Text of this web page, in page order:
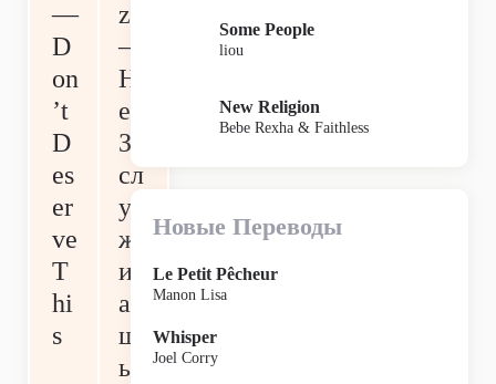
—
D
on
’t
D
es
er
ve
T
hi
s
za
—
Н
е
За
сл
у
ж
ив
ае
ш
ь
Some People
liou
New Religion
Bebe Rexha & Faithless
Новые Переводы
Le Petit Pêcheur
Manon Lisa
Whisper
Joel Corry